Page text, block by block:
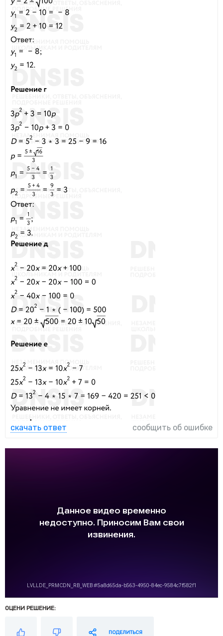
скачать ответ сообщить об ошибке
ОЦЕНИ РЕШЕНИЕ:
ПОДЕЛИТЬСЯ